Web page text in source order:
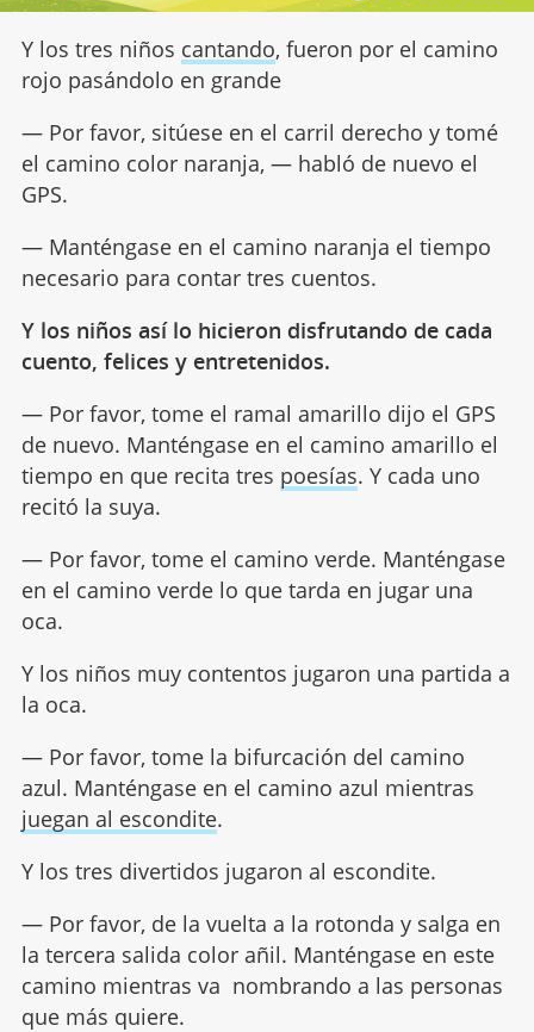
Y los tres niños cantando, fueron por el camino
rojo pasándolo en grande
— Por favor, sitúese en el carril derecho y tomé
el camino color naranja, — habló de nuevo el
GPS.
— Manténgase en el camino naranja el tiempo
necesario para contar tres cuentos.
Y los niños así lo hicieron disfrutando de cada
cuento, felices y entretenidos.
— Por favor, tome el ramal amarillo dijo el GPS
de nuevo. Manténgase en el camino amarillo el
tiempo en que recita tres poesías. Y cada uno
recitó la suya.
— Por favor, tome el camino verde. Manténgase
en el camino verde lo que tarda en jugar una
oca.
Y los niños muy contentos jugaron una partida a
la oca.
— Por favor, tome la bifurcación del camino
azul. Manténgase en el camino azul mientras
juegan al escondite.
Y los tres divertidos jugaron al escondite.
— Por favor, de la vuelta a la rotonda y salga en
la tercera salida color añil. Manténgase en este
camino mientras va nombrando a las personas
que más quiere.